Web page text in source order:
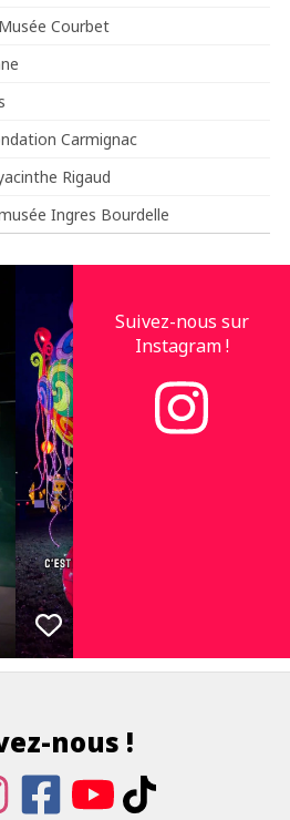
Courbet
Carmignac
Rigaud
Ingres Bourdelle
Suivez-nous sur
Instagram !
nous !